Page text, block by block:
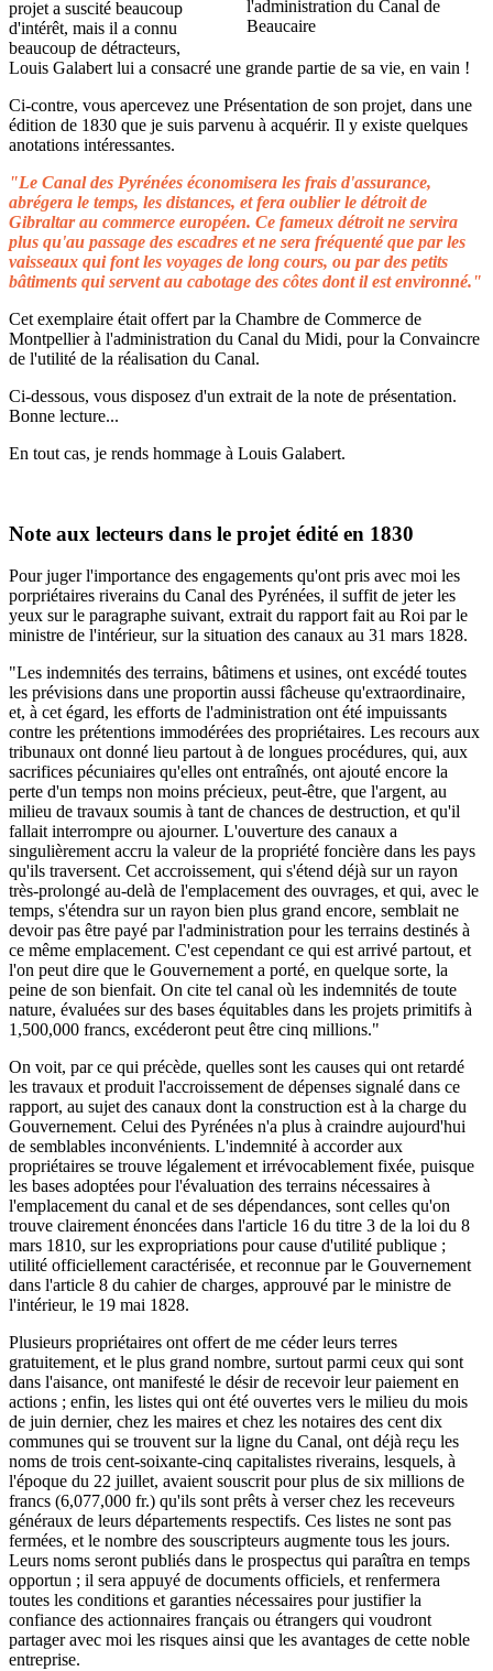
projet a suscité beaucoup
d'intérêt, mais il a connu
beaucoup de détracteurs,
Louis Galabert lui a consacré une grande partie de sa vie, en vain !
Ci-contre, vous apercevez une Présentation de son projet, dans une
édition de 1830 que je suis parvenu à acquérir. Il y existe quelques
anotations intéressantes.
"Le Canal des Pyrénées économisera les frais d'assurance,
abrégera le temps, les distances, et fera oublier le détroit de
Gibraltar au commerce européen. Ce fameux détroit ne servira
plus qu'au passage des escadres et ne sera fréquenté que par les
vaisseaux qui font les voyages de long cours, ou par des petits
bâtiments qui servent au cabotage des côtes dont il est environné."
Cet exemplaire était offert par la Chambre de Commerce de
Montpellier à l'administration du Canal du Midi, pour la Convaincre
de l'utilité de la réalisation du Canal.
Ci-dessous, vous disposez d'un extrait de la note de présentation.
Bonne lecture...
En tout cas, je rends hommage à Louis Galabert.
Note aux lecteurs dans le projet édité en 1830
Pour juger l'importance des engagements qu'ont pris avec moi les
porpriétaires riverains du Canal des Pyrénées, il suffit de jeter les
yeux sur le paragraphe suivant, extrait du rapport fait au Roi par le
ministre de l'intérieur, sur la situation des canaux au 31 mars 1828.
"Les indemnités des terrains, bâtimens et usines, ont excédé toutes
les prévisions dans une proportin aussi fâcheuse qu'extraordinaire,
et, à cet égard, les efforts de l'administration ont été impuissants
contre les prétentions immodérées des propriétaires. Les recours aux
tribunaux ont donné lieu partout à de longues procédures, qui, aux
sacrifices pécuniaires qu'elles ont entraînés, ont ajouté encore la
perte d'un temps non moins précieux, peut-être, que l'argent, au
milieu de travaux soumis à tant de chances de destruction, et qu'il
fallait interrompre ou ajourner. L'ouverture des canaux a
singulièrement accru la valeur de la propriété foncière dans les pays
qu'ils traversent. Cet accroissement, qui s'étend déjà sur un rayon
très-prolongé au-delà de l'emplacement des ouvrages, et qui, avec le
temps, s'étendra sur un rayon bien plus grand encore, semblait ne
devoir pas être payé par l'administration pour les terrains destinés à
ce même emplacement. C'est cependant ce qui est arrivé partout, et
l'on peut dire que le Gouvernement a porté, en quelque sorte, la
peine de son bienfait. On cite tel canal où les indemnités de toute
nature, évaluées sur des bases équitables dans les projets primitifs à
1,500,000 francs, excéderont peut être cinq millions."
On voit, par ce qui précède, quelles sont les causes qui ont retardé
les travaux et produit l'accroissement de dépenses signalé dans ce
rapport, au sujet des canaux dont la construction est à la charge du
Gouvernement. Celui des Pyrénées n'a plus à craindre aujourd'hui
de semblables inconvénients. L'indemnité à accorder aux
propriétaires se trouve légalement et irrévocablement fixée, puisque
les bases adoptées pour l'évaluation des terrains nécessaires à
l'emplacement du canal et de ses dépendances, sont celles qu'on
trouve clairement énoncées dans l'article 16 du titre 3 de la loi du 8
mars 1810, sur les expropriations pour cause d'utilité publique ;
utilité officiellement caractérisée, et reconnue par le Gouvernement
dans l'article 8 du cahier de charges, approuvé par le ministre de
l'intérieur, le 19 mai 1828.
Plusieurs propriétaires ont offert de me céder leurs terres
gratuitement, et le plus grand nombre, surtout parmi ceux qui sont
dans l'aisance, ont manifesté le désir de recevoir leur paiement en
actions ; enfin, les listes qui ont été ouvertes vers le milieu du mois
de juin dernier, chez les maires et chez les notaires des cent dix
communes qui se trouvent sur la ligne du Canal, ont déjà reçu les
noms de trois cent-soixante-cinq capitalistes riverains, lesquels, à
l'époque du 22 juillet, avaient souscrit pour plus de six millions de
francs (6,077,000 fr.) qu'ils sont prêts à verser chez les receveurs
généraux de leurs départements respectifs. Ces listes ne sont pas
fermées, et le nombre des souscripteurs augmente tous les jours.
Leurs noms seront publiés dans le prospectus qui paraîtra en temps
opportun ; il sera appuyé de documents officiels, et renfermera
toutes les conditions et garanties nécessaires pour justifier la
confiance des actionnaires français ou étrangers qui voudront
partager avec moi les risques ainsi que les avantages de cette noble
entreprise.